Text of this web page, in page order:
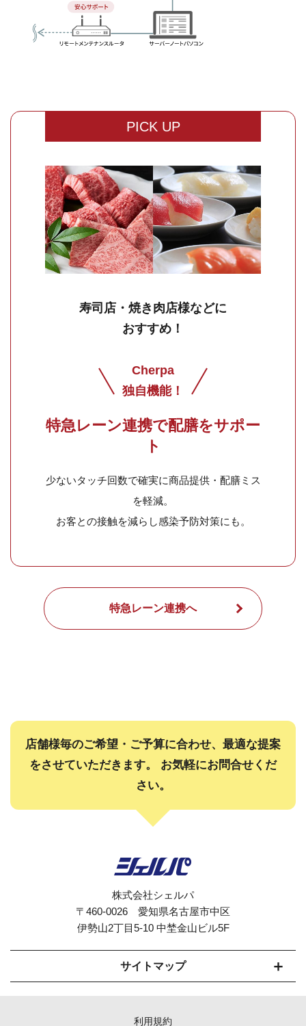
PICK UP
寿司店・焼き肉店様などに
おすすめ！
Cherpa
独自機能！
特急レーン連携で配膳をサポー
ト
少ないタッチ回数で確実に商品提供・配膳ミス
を軽減。
お客との接触を減らし感染予防対策にも。
特急レーン連携へ
店舗様毎のご希望・ご予算に合わせ、最適な提案
をさせていただきます。
お気軽にお問合せくだ
さい。
株式会社シェルパ
〒460-0026 愛知県名古屋市中区
伊勢山2丁目5-10 中埜金山ビル5F
サイトマップ
利用規約